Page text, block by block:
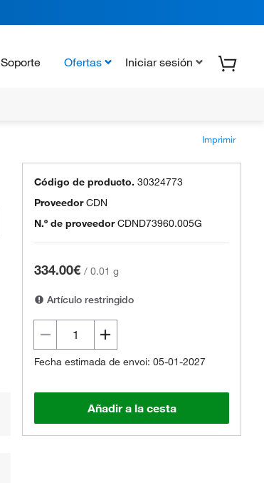
Soporte Ofertas Iniciar sesión
Imprimir
Código de producto. 30324773
ProveedorCDN
N.º de proveedor CDND73960.005G
334.00€ / 0.01 g
Artículo restringido
Fecha estimada de envoi: 05-01-2027
Añadir a la cesta